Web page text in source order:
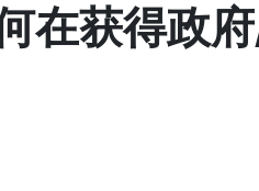
在获得政